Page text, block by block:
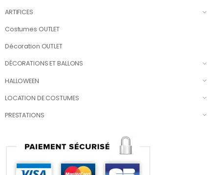
ARTIFICES
Costumes OUTLET
Décoration OUTLET
DÉCORATIONS ET BALLONS
HALLOWEEN
LOCATION DE COSTUMES
PRESTATIONS